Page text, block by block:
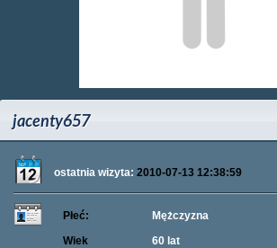
jacenty657
ostatnia wizyta: 2010-07-13 12:38:59
Płeć:
Mężczyzna
Wiek
60 lat